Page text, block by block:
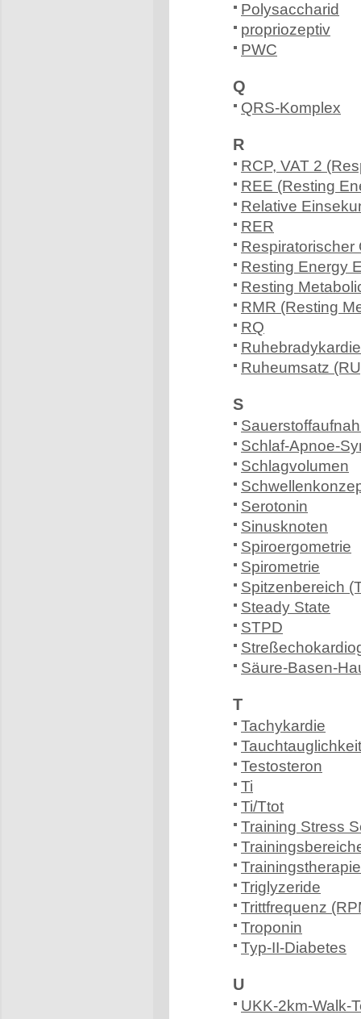
Polysaccharid
propriozeptiv
PWC
Q
QRS-Komplex
R
RCP, VAT 2
REE (Resting
Relative
RER
Respiratorischer
Resting Energy
Resting
RMR (Resting
RQ
Ruhebradykardie
Ruheumsatz
S
Schlaf-Apnoe-
Schlagvolumen
Serotonin
Sinusknoten
Spiroergometrie
Spirometrie
Spitzenbereich
Steady State
STPD
Säure-Basen-
T
Tachykardie
Tauchtauglichkeit
Testosteron
Ti
Ti/Ttot
Training Stress
Trainingstherapie
Triglyzeride
Trittfrequenz
Troponin
Typ-II-Diabetes
U
UKK-2km-Walk-